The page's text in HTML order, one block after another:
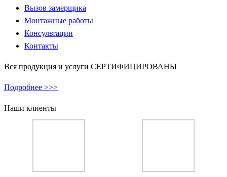
Вызов замерщика
Монтажные работы
Консультации
Контакты
Вся продукция и услуги СЕРТИФИЦИРОВАНЫ
Подробнее >>>
Наши клиенты